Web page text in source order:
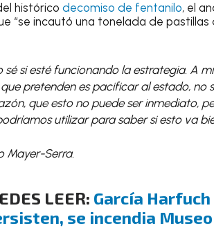
histórico decomiso de fentanilo, el
“se incautó una tonelada de pastillas
sé si esté funcionando la estrategia. A
pretenden es pacificar al estado, no
que esto no puede ser inmediato,
utilizar para saber si esto va
Mayer-Serra.
LEER: García
se incendia